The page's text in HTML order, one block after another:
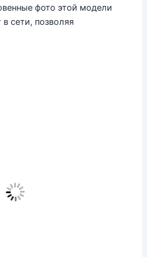
фото этой модели
сети, позволяя